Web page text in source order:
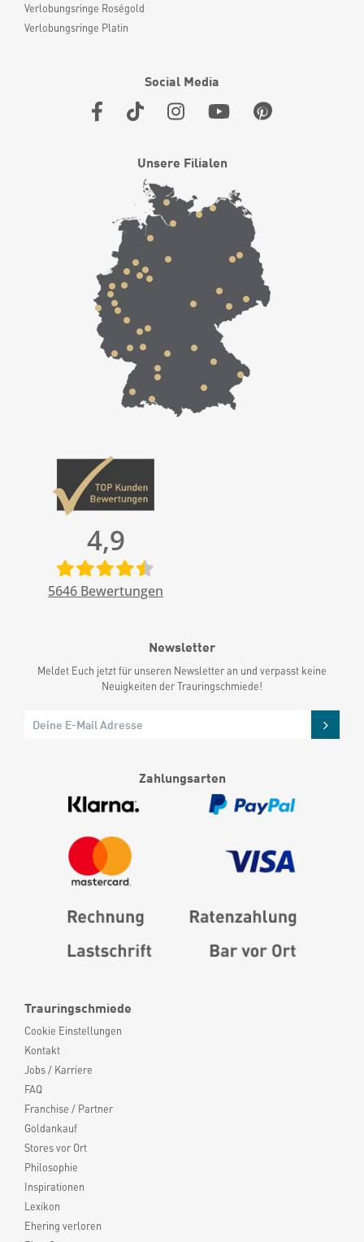
Verlobungsringe Roségold
Verlobungsringe Platin
Trauringschmiede
Cookie Einstellungen
Kontakt
Jobs / Karriere
FAQ
Franchise / Partner
Goldankauf
Stores vor Ort
Philosophie
Inspirationen
Lexikon
Ehering verloren
Social Media
Unsere Filialen
4,9
5646 Bewertungen
Newsletter
Meldet Euch jetzt für unseren Newsletter an und verpasst keine
Neuigkeiten der Trauringschmiede!
Zahlungsarten